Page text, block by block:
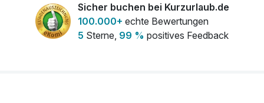
Haustier (NICHT im Standard Design
Zimmer möglich; Anzahl = Nächte)
25,00 €
pro Nacht (1 Nacht)
Sicher buchen bei Kurzurlaub.de
100.000+ echte Bewertungen
5 Sterne, 99 % positives Feedback